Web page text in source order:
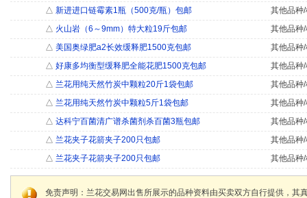
△ 新进进口链霉素1瓶（500克/瓶）包邮
其他品种
△ 火山岩（6～9mm）特大粒19斤包邮
其他品种
△ 美国奥绿肥a2长效缓释肥1500克包邮
其他品种
△ 好康多均衡型缓释肥全能花肥1500克包邮
其他品种
△ 兰花用纯天然竹炭中颗粒20斤1袋包邮
其他品种
△ 兰花用纯天然竹炭中颗粒5斤1袋包邮
其他品种
△ 达科宁百菌清广谱杀菌剂杀百菌3瓶包邮
其他品种
△ 兰花夹子花箭夹子200只包邮
其他品种
△ 兰花夹子花箭夹子200只包邮 其他品种
免责声明：兰花交易网出售所展示的品种资料由买卖双方自行提供，